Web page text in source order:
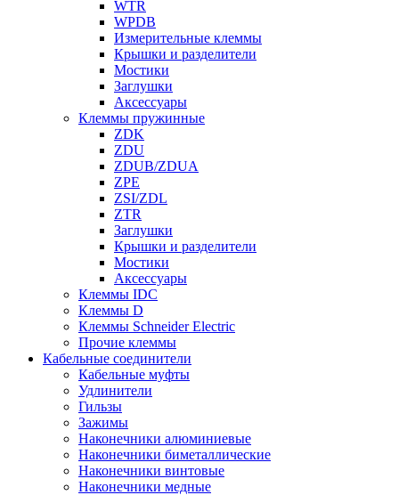
WTR
WPDB
Измерительные клеммы
Крышки и разделители
Мостики
Заглушки
Аксессуары
Клеммы пружинные
ZDK
ZDU
ZDUB/ZDUA
ZPE
ZSI/ZDL
ZTR
Заглушки
Крышки и разделители
Мостики
Аксессуары
Клеммы IDC
Клеммы D
Клеммы Schneider Electric
Прочие клеммы
Кабельные соединители
Кабельные муфты
Удлинители
Гильзы
Зажимы
Наконечники алюминиевые
Наконечники биметаллические
Наконечники винтовые
Наконечники медные